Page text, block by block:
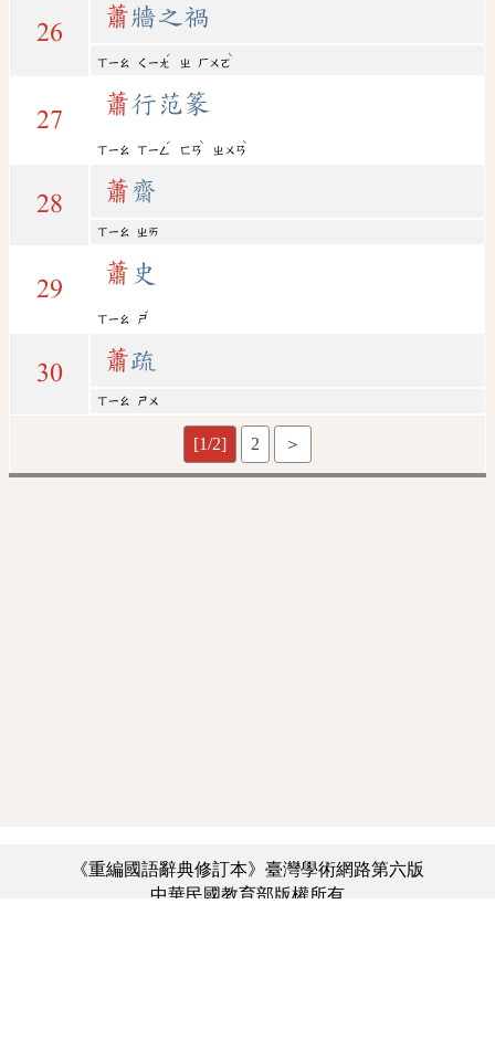
26
蕭牆之禍
ㄒㄧㄠ ㄑㄧㄤ
ˊ
ㄓ ㄏㄨㄛ
ˋ
27
蕭行范篆
ㄒㄧㄠ ㄒㄧㄥ
ˊ
ㄈㄢ
ˋ
ㄓㄨㄢ
ˋ
28 蕭齋
ㄒㄧㄠ ㄓㄞ
29
蕭 史
ㄒㄧㄠ ㄕ
ˇ
30 蕭疏
ㄒㄧㄠ ㄕㄨ
[1/2] 2 ＞
《重編國語辭典修訂本》臺灣學術網路第六版
中華民國教育部版權所有